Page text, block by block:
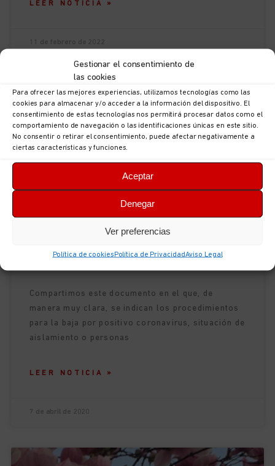
Gestionar el consentimiento de
las cookies
Para ofrecer las mejores experiencias, utilizamos tecnologías como las
cookies para almacenar y/o acceder a la información del dispositivo. El
consentimiento de estas tecnologías nos permitirá procesar datos como el
comportamiento de navegación o las identificaciones únicas en este sitio.
No consentir o retirar el consentimiento, puede afectar negativamente a
ciertas características y funciones.
Aceptar
Denegar
Ver preferencias
Política de cookiesPolítica de PrivacidadAviso Legal
LEER NOTICIA »
11 de febrero de 2022
Servicios a la Comunidad:
procedimiento de baja por positivo
Compartimos este documento en el que, de
manera muy clara, se indican los procedimientos
para la baja por positivo coronavirus, situación de
aislamiento o personas
LEER NOTICIA »